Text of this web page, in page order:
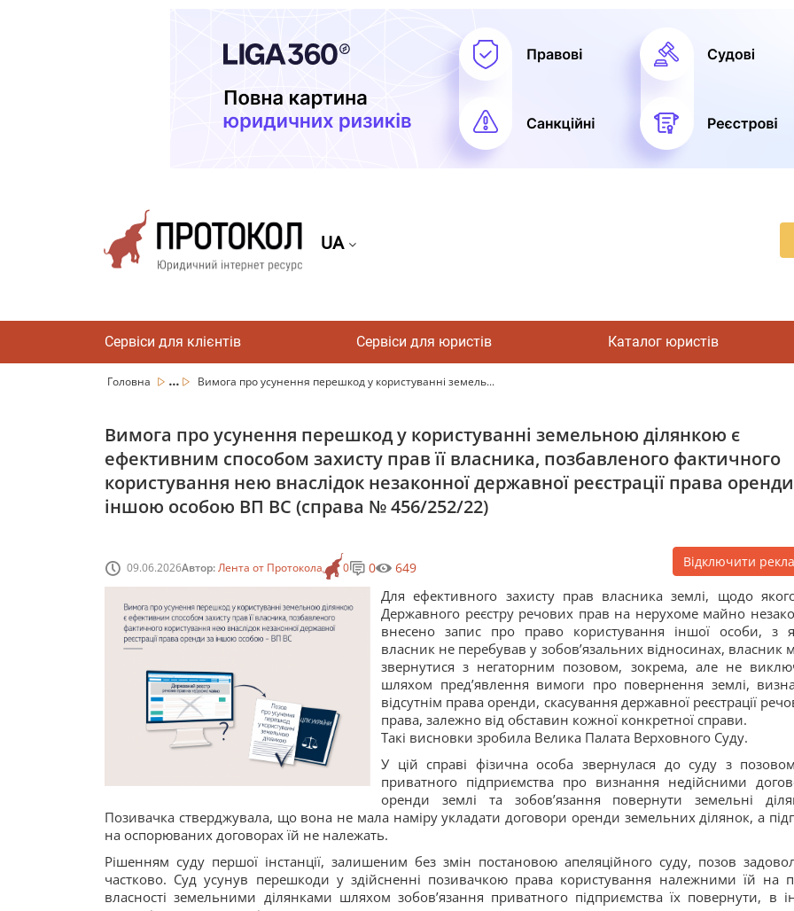
UA
Сервіси для клієнтів Сервіси для юристів Каталог юристів
Головна ... Вимога про усунення перешкод у користуванні земель...
Вимога про усунення перешкод у користуванні земельною ділянкою є
ефективним способом захисту прав її власника, позбавленого фактичного
користування нею внаслідок незаконної державної реєстрації права
іншою особою ВП ВС (справа № 456/252/22)
09.06.2026Автор:Лента от Протокола 0 0 649 Відключити
Для ефективного захисту прав власника землі, щодо
Державного реєстру речових прав на нерухоме майно
внесено запис про право користування іншої особи, з
власник не перебував у зобов’язальних відносинах, власник
звернутися з негаторним позовом, зокрема, але не
шляхом пред’явлення вимоги про повернення землі,
відсутнім права оренди, скасування державної реєстрації
права, залежно від обставин кожної конкретної справи.
Такі висновки зробила Велика Палата Верховного Суду.
У цій справі фізична особа звернулася до суду з
приватного підприємства про визнання недійсними
оренди землі та зобов’язання повернути земельні
Позивачка стверджувала, що вона не мала наміру укладати договори оренди земельних ділянок, а
на оспорюваних договорах їй не належать.
Рішенням суду першої інстанції, залишеним без змін постановою апеляційного суду, позов
частково. Суд усунув перешкоди у здійсненні позивачкою права користування належними їй на
власності земельними ділянками шляхом зобов’язання приватного підприємства їх повернути, в